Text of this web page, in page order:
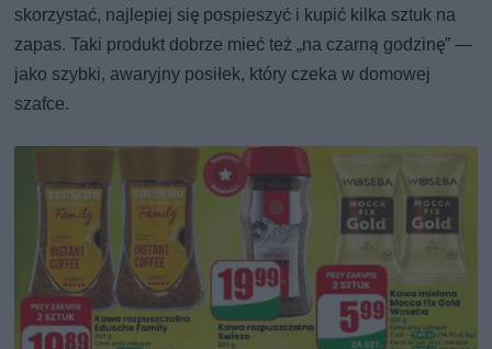
skorzystać, najlepiej się pospieszyć i kupić kilka sztuk na
zapas. Taki produkt dobrze mieć też „na czarną godzinę” —
jako szybki, awaryjny posiłek, który czeka w domowej
szafce.